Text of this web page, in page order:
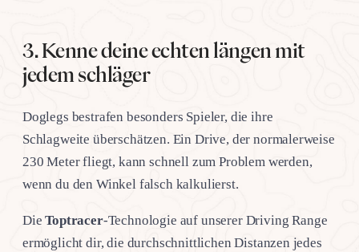
3. Kenne deine echten längen mit
jedem schläger
Doglegs bestrafen besonders Spieler, die ihre
Schlagweite überschätzen. Ein Drive, der normalerweise
230 Meter fliegt, kann schnell zum Problem werden,
wenn du den Winkel falsch kalkulierst.
DieToptracer-Technologie auf unserer Driving Range
ermöglicht dir, die durchschnittlichen Distanzen jedes